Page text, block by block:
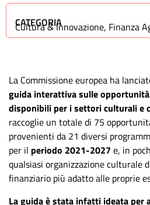
CATEGORIA
Cultura & Innovazione, Finanza
La Commissione europea ha
guida interattiva sulle
disponibili per i settori culturali e
raccoglie un totale di 75
provenienti da 21 diversi
per il periodo 2021-2027 e, in
qualsiasi organizzazione culturale
finanziario più adatto alle proprie
La guida è stata infatti ideata per